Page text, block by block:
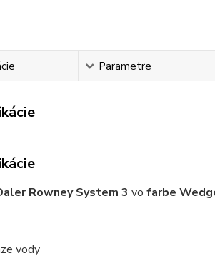
Parametre
Rowney System 3 vo farbe
vody